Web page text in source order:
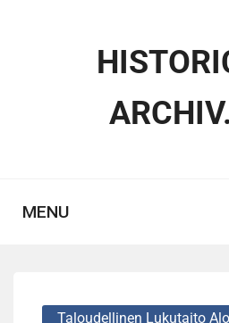
MENU
Taloudellinen Lukutaito